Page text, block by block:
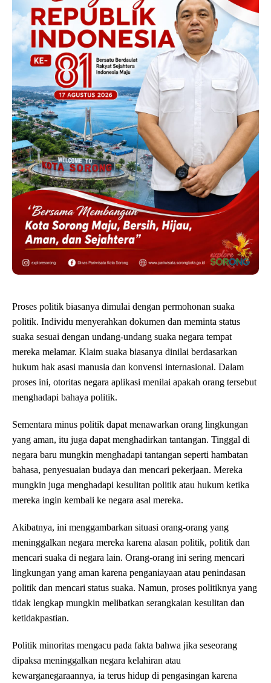
Proses politik biasanya dimulai dengan permohonan suaka
politik. Individu menyerahkan dokumen dan meminta status
suaka sesuai dengan undang-undang suaka negara tempat
mereka melamar. Klaim suaka biasanya dinilai berdasarkan
hukum hak asasi manusia dan konvensi internasional. Dalam
proses ini, otoritas negara aplikasi menilai apakah orang tersebut
menghadapi bahaya politik.
Sementara minus politik dapat menawarkan orang lingkungan
yang aman, itu juga dapat menghadirkan tantangan. Tinggal di
negara baru mungkin menghadapi tantangan seperti hambatan
bahasa, penyesuaian budaya dan mencari pekerjaan. Mereka
mungkin juga menghadapi kesulitan politik atau hukum ketika
mereka ingin kembali ke negara asal mereka.
Akibatnya, ini menggambarkan situasi orang-orang yang
meninggalkan negara mereka karena alasan politik, politik dan
mencari suaka di negara lain. Orang-orang ini sering mencari
lingkungan yang aman karena penganiayaan atau penindasan
politik dan mencari status suaka. Namun, proses politiknya yang
tidak lengkap mungkin melibatkan serangkaian kesulitan dan
ketidakpastian.
Politik minoritas mengacu pada fakta bahwa jika seseorang
dipaksa meninggalkan negara kelahiran atau
kewarganegaraannya, ia terus hidup di pengasingan karena